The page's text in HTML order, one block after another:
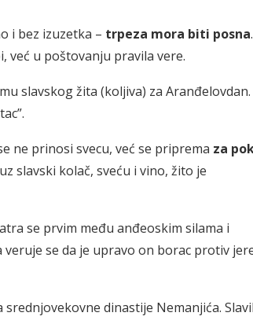
i bez izuzetka – trpeza mora biti posna.
već u poštovanju pravila vere.
slavskog žita (koljiva) za Aranđelovdan.
ne prinosi svecu, već se priprema za
slavski kolač, sveću i vino, žito je
se prvim među anđeoskim silama i
se da je upravo on borac protiv
dinastije Nemanjića.